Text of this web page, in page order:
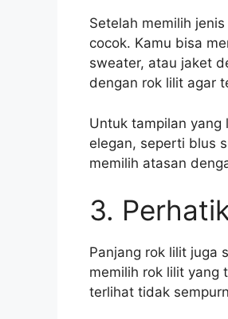
Setelah memilih
cocok. Kamu bisa
sweater, atau jaket
dengan rok lilit agar
Untuk tampilan yang
elegan, seperti blus
memilih atasan
3.
Panjang rok lilit juga
memilih rok lilit yang
terlihat tidak